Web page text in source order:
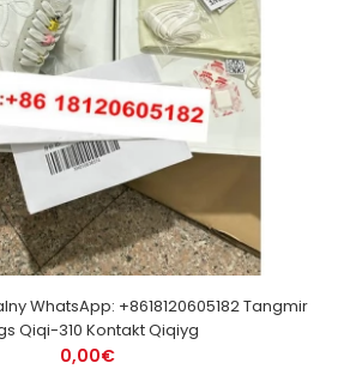
WhatsApp: +8618120605182 Tangmir
Qiqi-310 Kontakt Qiqiyg
0,00€